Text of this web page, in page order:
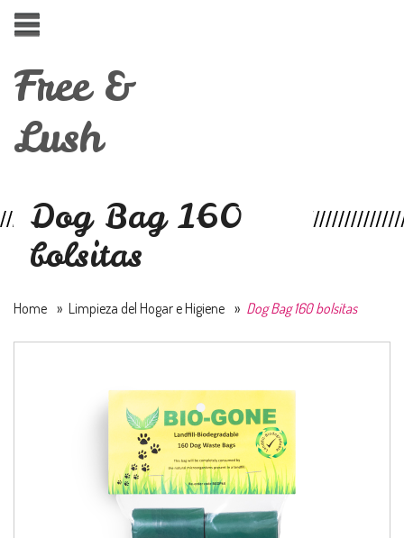
Free &
Lush
Dog Bag 160
bolsitas
Home » Limpieza del Hogar e Higiene » Dog Bag 160 bolsitas